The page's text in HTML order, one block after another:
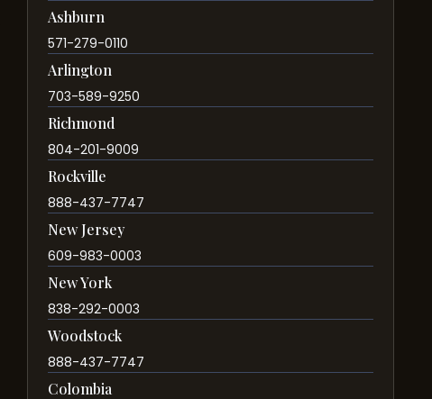
Ashburn
571-279-0110
Arlington
703-589-9250
Richmond
804-201-9009
Rockville
888-437-7747
New Jersey
609-983-0003
New York
838-292-0003
Woodstock
888-437-7747
Colombia